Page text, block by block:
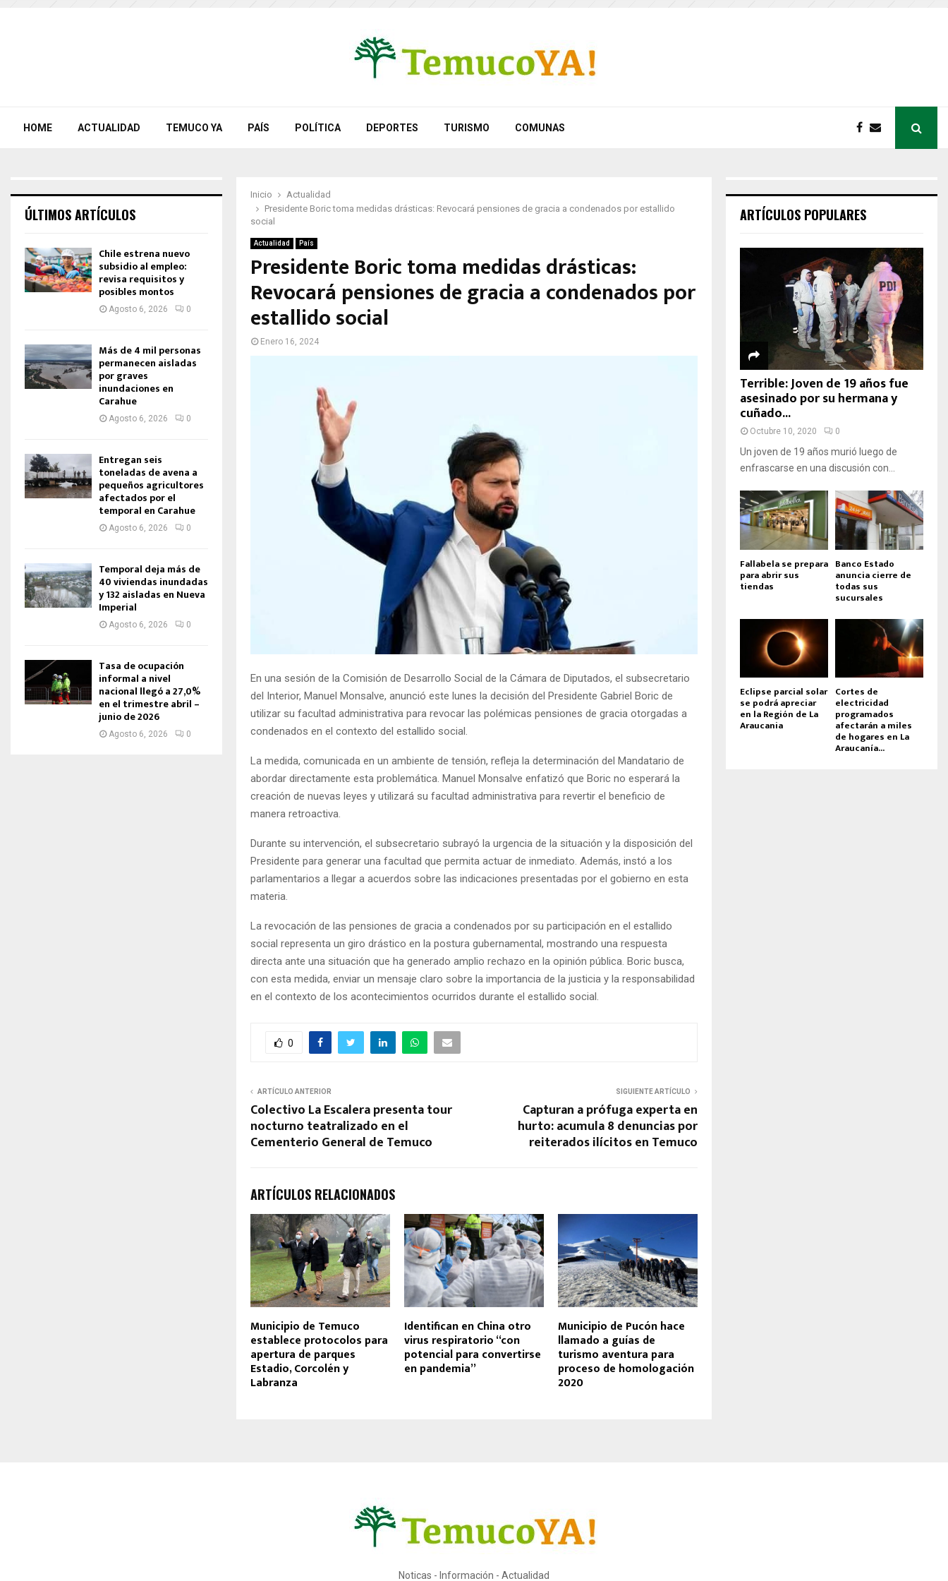
HOME ACTUALIDAD TEMUCO YA PAÍS POLÍTICA DEPORTES TURISMO COMUNAS
Inicio
Actualidad
Presidente Boric toma medidas drásticas: Revocará pensiones de gracia a condenados por estallido
social
Actualidad País
Presidente Boric toma medidas drásticas:
Revocará pensiones de gracia a condenados por
estallido social
Enero 16, 2024
En una sesión de la Comisión de Desarrollo Social de la Cámara de Diputados, el subsecretario
del Interior, Manuel Monsalve, anunció este lunes la decisión del Presidente Gabriel Boric de
utilizar su facultad administrativa para revocar las polémicas pensiones de gracia otorgadas a
condenados en el contexto del estallido social.
La medida, comunicada en un ambiente de tensión, refleja la determinación del Mandatario de
abordar directamente esta problemática. Manuel Monsalve enfatizó que Boric no esperará la
creación de nuevas leyes y utilizará su facultad administrativa para revertir el beneficio de
manera retroactiva.
Durante su intervención, el subsecretario subrayó la urgencia de la situación y la disposición del
Presidente para generar una facultad que permita actuar de inmediato. Además, instó a los
parlamentarios a llegar a acuerdos sobre las indicaciones presentadas por el gobierno en esta
materia.
La revocación de las pensiones de gracia a condenados por su participación en el estallido
social representa un giro drástico en la postura gubernamental, mostrando una respuesta
directa ante una situación que ha generado amplio rechazo en la opinión pública. Boric busca,
con esta medida, enviar un mensaje claro sobre la importancia de la justicia y la responsabilidad
en el contexto de los acontecimientos ocurridos durante el estallido social.
0
ARTÍCULO ANTERIOR
Colectivo La Escalera presenta tour
nocturno teatralizado en el
Cementerio General de Temuco
SIGUIENTE ARTÍCULO
Capturan a prófuga experta en
hurto: acumula 8 denuncias por
reiterados ilícitos en Temuco
ARTÍCULOS RELACIONADOS
Municipio de Temuco
establece protocolos para
apertura de parques
Estadio, Corcolén y
Labranza
Identifican en China otro
virus respiratorio “con
potencial para convertirse
en pandemia”
Municipio de Pucón hace
llamado a guías de
turismo aventura para
proceso de homologación
2020
ÚLTIMOS ARTÍCULOS
Chile estrena nuevo
subsidio al empleo:
revisa requisitos y
posibles montos
Agosto 6, 2026 0
Más de 4 mil personas
permanecen aisladas
por graves
inundaciones en
Carahue
Agosto 6, 2026 0
Entregan seis
toneladas de avena a
pequeños agricultores
afectados por el
temporal en Carahue
Agosto 6, 2026 0
Temporal deja más de
40 viviendas inundadas
y 132 aisladas en Nueva
Imperial
Agosto 6, 2026 0
Tasa de ocupación
informal a nivel
nacional llegó a 27,0%
en el trimestre abril –
junio de 2026
Agosto 6, 2026 0
ARTÍCULOS POPULARES
Terrible: Joven de 19 años fue
asesinado por su hermana y
cuñado...
Octubre 10, 2020 0
Un joven de 19 años murió luego de
enfrascarse en una discusión con...
Fallabela se prepara
para abrir sus
tiendas
Banco Estado
anuncia cierre de
todas sus
sucursales
Eclipse parcial solar
se podrá apreciar
en la Región de La
Araucania
Cortes de
electricidad
programados
afectarán a miles
de hogares en La
Araucanía...
Noticas - Información - Actualidad